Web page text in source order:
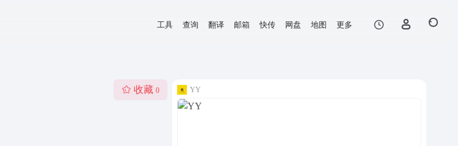
工具 查询 翻译 邮箱 快传 网盘 地图 更多
收藏 0 YY